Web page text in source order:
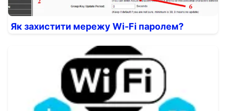
Як захистити мережу Wi-Fi паролем?